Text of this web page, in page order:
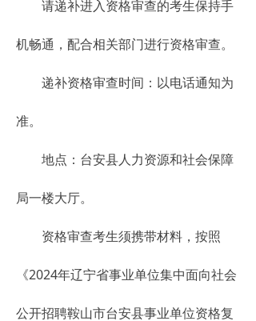
请递补进入资格审查的考生保持手
机畅通，配合相关部门进行资格审查。
递补资格审查时间：以电话通知为
准。
地点：台安县人力资源和社会保障
局一楼大厅。
资格审查考生须携带材料，按照
《2024年辽宁省事业单位集中面向社会
公开招聘鞍山市台安县事业单位资格复